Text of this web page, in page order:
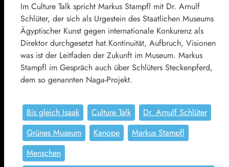
Im Culture Talk spricht Markus Stampfl mit Dr. Arnulf
Schlüter, der sich als Urgestein des Staatlichen Museums
Ägyptischer Kunst gegen internationale Konkurenz als
Direktor durchgesetzt hat.Kontinuität, Aufbruch, Visionen
was ist der Leitfaden der Zukunft im Museum. Markus
Stampfl im Gespräch auch über Schlüters Steckenpferd,
dem so genannten Naga-Projekt.
Bis gleich Isaak Culture Talk
Dr. Arnulf Schlüter
Grünes Museum
Kanope
Markus Stampfl
Menschen